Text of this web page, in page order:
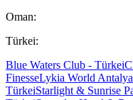
Oman:
Türkei:
Blue Waters Club - Türkei
FinesseLykia World
TürkeiStarlight & Sunrise